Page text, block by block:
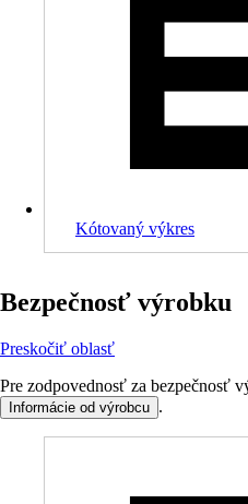
Kótovaný výkres
Bezpečnosť výrobku
Preskočiť oblasť
Pre zodpovednosť za bezpečnosť
Informácie od výrobcu .